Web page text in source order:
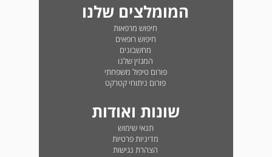
המומלצים שלנו
חיפוש מרפאות
חיפוש רופאים
מחשבונים
המגזין שלנו
פורום טיפול משפחתי
פורום ניתוחי קטרקט
שונות ואודות
תנאי שימוש
מדיניות פרטיות
הצהרת נגישות